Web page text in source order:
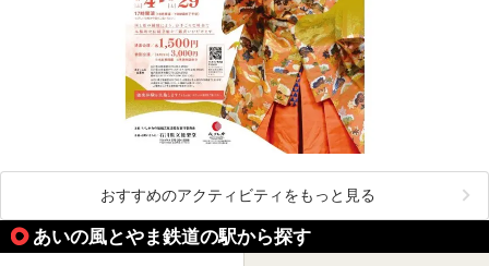
おすすめのアクティビティをもっと見る
あいの風とやま鉄道の駅から探す